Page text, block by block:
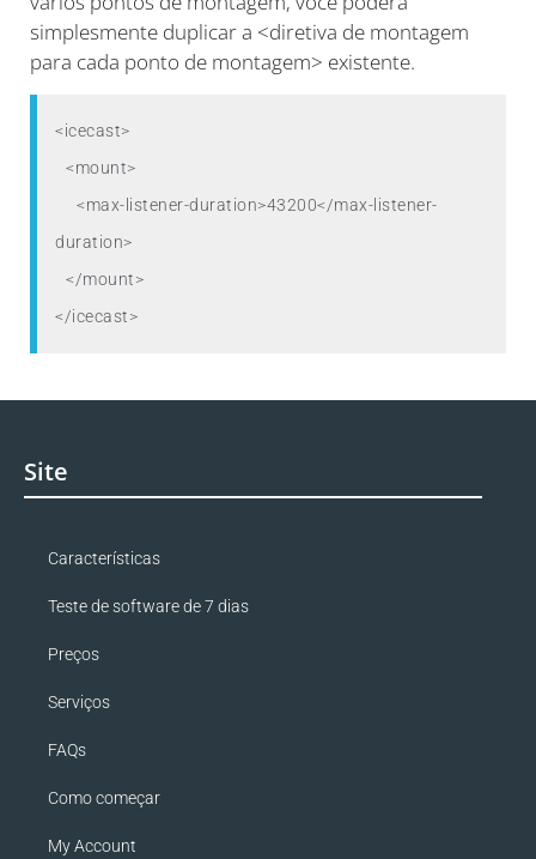
simplesmente duplicar a <diretiva de montagem
para cada ponto de montagem> existente.
<icecast>
duration>
</icecast>
Site
Características
Teste de software de 7 dias
Preços
Serviços
FAQs
Como começar
My Account